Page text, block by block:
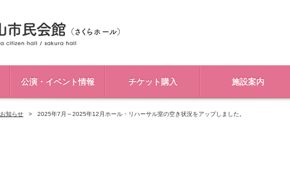
公演・イベント情報 チケット購入 施設案内
お知らせ 2025年7月～2025年12月ホール・リハーサル室の空き状況をアップしました。